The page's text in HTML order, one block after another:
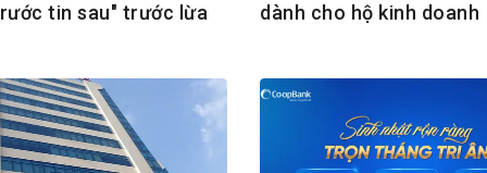
tin sau" trước lừa
dành cho hộ kinh doanh